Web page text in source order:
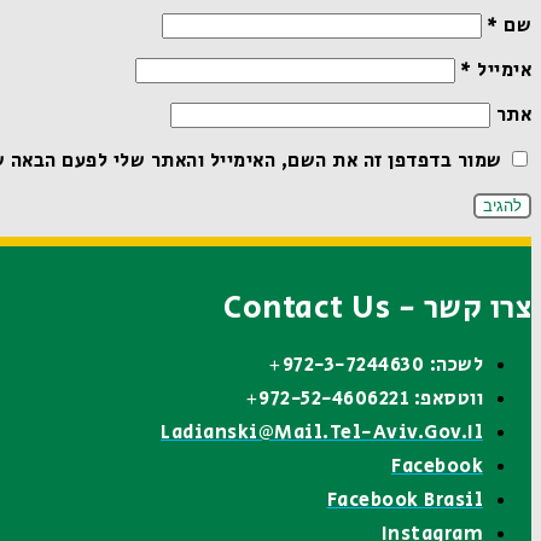
שם *
אימייל *
אתר
שמור בדפדפן זה את השם, האימייל והאתר שלי לפעם הבאה
צרו קשר - Contact Us
לשכה: 972-3-7244630+
ווטסאפ: 972-52-4606221+
Ladianski@mail.tel-Aviv.gov.il
Facebook
Facebook Brasil
Instagram